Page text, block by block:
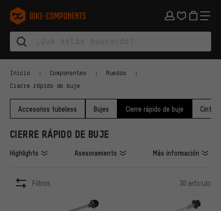
Saltar a la navegación principal
Saltar a la navegación de categorías
Saltar al contenido
Saltar a marcas y al boletín
Saltar al pie de página
bike-components.de Página de inicio
Inicio Componentes Ruedas
Cierre rápido de buje
Accesorios tubeless Bujes Cierre rápido de buje Cinta
CIERRE RÁPIDO DE BUJE
Highlights Asesoramiento Más información
Filtros 30 artículo